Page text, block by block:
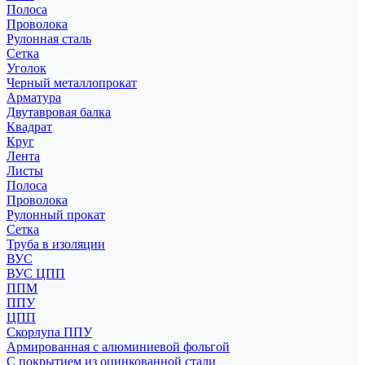
Полоса
Проволока
Рулонная сталь
Сетка
Уголок
Черный металлопрокат
Арматура
Двутавровая балка
Квадрат
Круг
Лента
Листы
Полоса
Проволока
Рулонный прокат
Сетка
Труба в изоляции
ВУС
ВУС ЦПП
ППМ
ППУ
ЦПП
Скорлупа ППУ
Армированная с алюминиевой фольгой
С покрытием из оцинкованной стали